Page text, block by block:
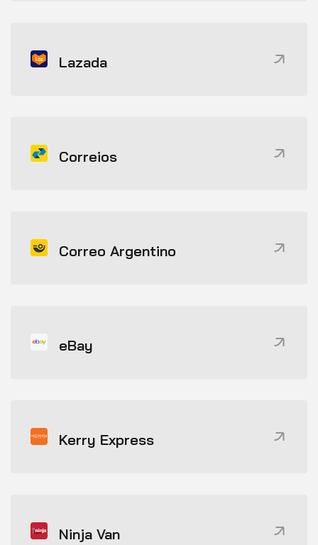
Lazada
Correios
Correo Argentino
eBay
Kerry Express
Ninja Van